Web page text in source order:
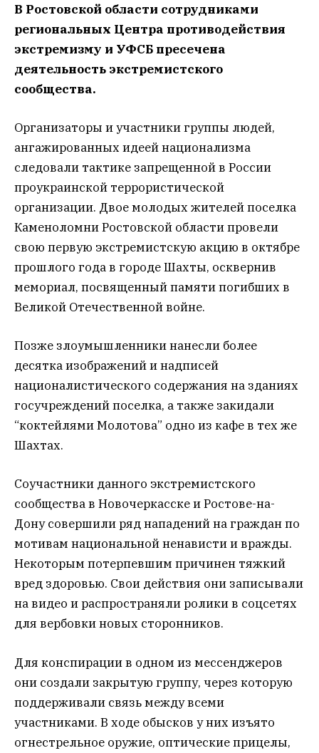
В Ростовской области сотрудниками
региональных Центра противодействия
экстремизму и УФСБ пресечена
деятельность экстремистского
сообщества.
Организаторы и участники группы людей,
ангажированных идеей национализма
следовали тактике запрещенной в России
проукраинской террористической
организации. Двое молодых жителей поселка
Каменоломни Ростовской области провели
свою первую экстремистскую акцию в октябре
прошлого года в городе Шахты, осквернив
мемориал, посвященный памяти погибших в
Великой Отечественной войне.
Позже злоумышленники нанесли более
десятка изображений и надписей
националистического содержания на зданиях
госучреждений поселка, а также закидали
“коктейлями Молотова” одно из кафе в тех же
Шахтах.
Соучастники данного экстремистского
сообщества в Новочеркасске и Ростове-на-
Дону совершили ряд нападений на граждан по
мотивам национальной ненависти и вражды.
Некоторым потерпевшим причинен тяжкий
вред здоровью. Свои действия они записывали
на видео и распространяли ролики в соцсетях
для вербовки новых сторонников.
Для конспирации в одном из мессенджеров
они создали закрытую группу, через которую
поддерживали связь между всеми
участниками. В ходе обысков у них изъято
огнестрельное оружие, оптические прицелы,